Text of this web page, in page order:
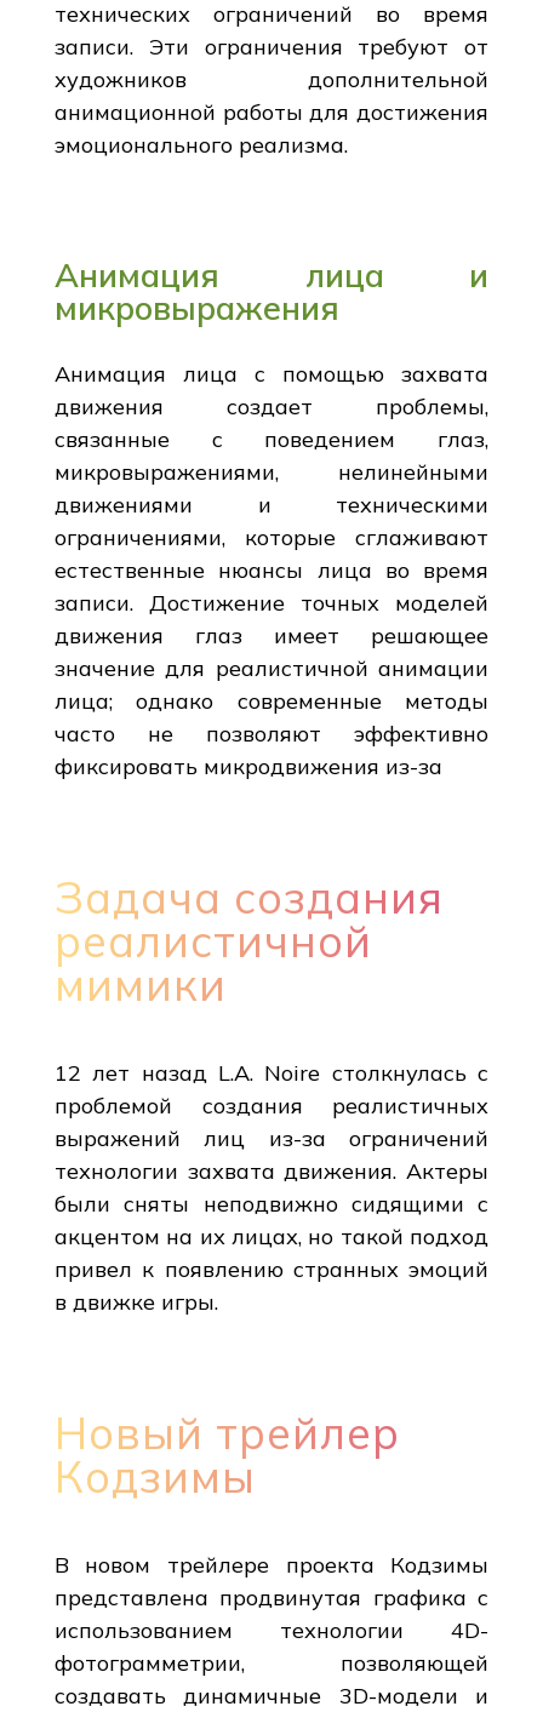
технических ограничений во время
записи. Эти ограничения требуют от
художников дополнительной
анимационной работы для достижения
эмоционального реализма.
Анимация лица и
микровыражения
Анимация лица с помощью захвата
движения создает проблемы,
связанные с поведением глаз,
микровыражениями, нелинейными
движениями и техническими
ограничениями, которые сглаживают
естественные нюансы лица во время
записи. Достижение точных моделей
движения глаз имеет решающее
значение для реалистичной анимации
лица; однако современные методы
часто не позволяют эффективно
фиксировать микродвижения из-за
Задача создания
реалистичной
мимики
12 лет назад L.A. Noire столкнулась с
проблемой создания реалистичных
выражений лиц из-за ограничений
технологии захвата движения. Актеры
были сняты неподвижно сидящими с
акцентом на их лицах, но такой подход
привел к появлению странных эмоций
в движке игры.
Новый трейлер
Кодзимы
В новом трейлере проекта Кодзимы
представлена продвинутая графика с
использованием технологии 4D-
фотограмметрии, позволяющей
создавать динамичные 3D-модели и